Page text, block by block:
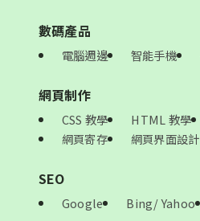
數碼產品
電腦週邊 智能手機
網頁制作
CSS 教學 HTML 教學
網頁寄存
網頁界面設計
SEO
Google Bing/ Yahoo